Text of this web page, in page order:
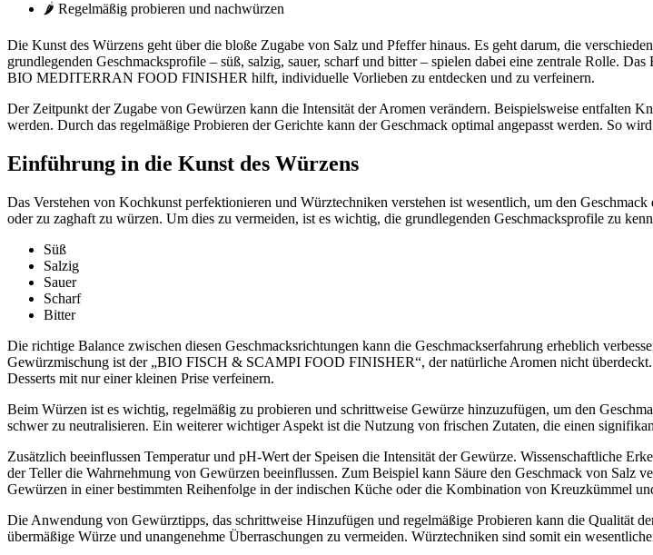
🌶️ Regelmäßig probieren und nachwürzen
Die Kunst des Würzens geht über die bloße Zugabe von Salz und Pfeffer hinaus. Es geht darum, die
grundlegenden Geschmacksprofile – süß, salzig, sauer, scharf und bitter – spielen dabei eine zentrale Rolle.
BIO MEDITERRAN FOOD FINISHER hilft, individuelle Vorlieben zu entdecken und zu verfeinern.
Der Zeitpunkt der Zugabe von Gewürzen kann die Intensität der Aromen verändern. Beispielsweise entfalten
werden. Durch das regelmäßige Probieren der Gerichte kann der Geschmack optimal angepasst werden. So
Einführung in die Kunst des Würzens
Das Verstehen von Kochkunst perfektionieren und Würztechniken verstehen ist wesentlich, um den
oder zu zaghaft zu würzen. Um dies zu vermeiden, ist es wichtig, die grundlegenden Geschmacksprofile zu
Süß
Salzig
Sauer
Scharf
Bitter
Die richtige Balance zwischen diesen Geschmacksrichtungen kann die Geschmackserfahrung erheblich
Gewürzmischung ist der „BIO FISCH & SCAMPI FOOD FINISHER“, der natürliche Aromen nicht
Desserts mit nur einer kleinen Prise verfeinern.
Beim Würzen ist es wichtig, regelmäßig zu probieren und schrittweise Gewürze hinzuzufügen, um den
schwer zu neutralisieren. Ein weiterer wichtiger Aspekt ist die Nutzung von frischen Zutaten, die einen
Zusätzlich beeinflussen Temperatur und pH-Wert der Speisen die Intensität der Gewürze. Wissenschaftliche
der Teller die Wahrnehmung von Gewürzen beeinflussen. Zum Beispiel kann Säure den Geschmack von Salz
Gewürzen in einer bestimmten Reihenfolge in der indischen Küche oder die Kombination von Kreuzkümmel
Die Anwendung von Gewürztipps, das schrittweise Hinzufügen und regelmäßige Probieren kann die Qualität
übermäßige Würze und unangenehme Überraschungen zu vermeiden. Würztechniken sind somit ein